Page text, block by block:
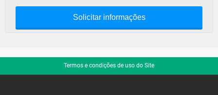
Solicitar informações
Termos e condições de uso do Site